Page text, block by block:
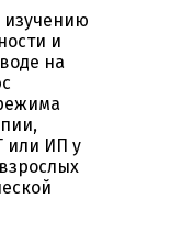
изучению
и
на
или ИП у